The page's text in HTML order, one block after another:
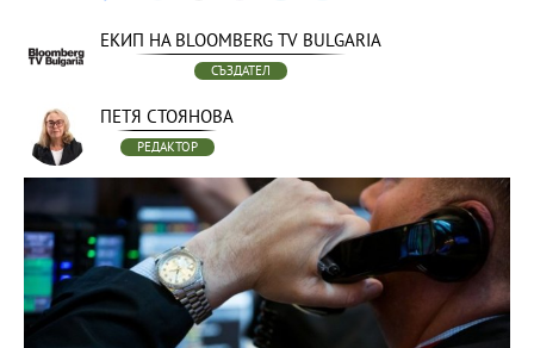
ЕКИП НА BLOOMBERG TV BULGARIA
СЪЗДАТЕЛ
ПЕТЯ СТОЯНОВА
РЕДАКТОР